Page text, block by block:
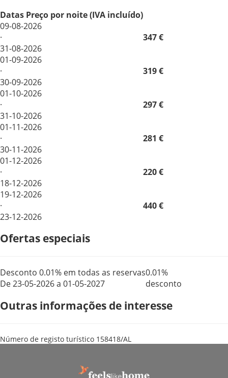
Datas Preço por noite (IVA incluído)
09-08-2026
·
31-08-2026
347 €
01-09-2026
·
30-09-2026
319 €
01-10-2026
·
31-10-2026
297 €
01-11-2026
·
30-11-2026
281 €
01-12-2026
·
18-12-2026
220 €
19-12-2026
·
23-12-2026
440 €
Ofertas especiais
Desconto 0.01% em todas as reservas
De 23-05-2026 a 01-05-2027
0.01%
desconto
Outras informações de interesse
Número de registo turístico 158418/AL